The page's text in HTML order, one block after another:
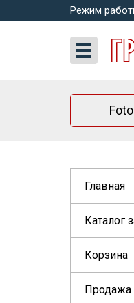
Режим
Главная
Каталог
Корзина
Продажа